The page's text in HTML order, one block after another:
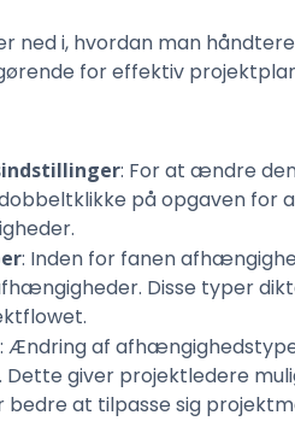
ned i, hvordan man
for effektiv
: For at ændre
på opgaven for
: Inden for fanen
Disse typer
: Ændring af
giver projektledere
at tilpasse sig